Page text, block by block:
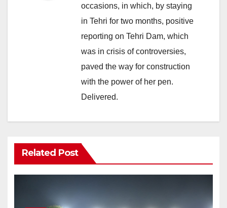
occasions, in which, by staying
in Tehri for two months, positive
reporting on Tehri Dam, which
was in crisis of controversies,
paved the way for construction
with the power of her pen.
Delivered.
Related Post